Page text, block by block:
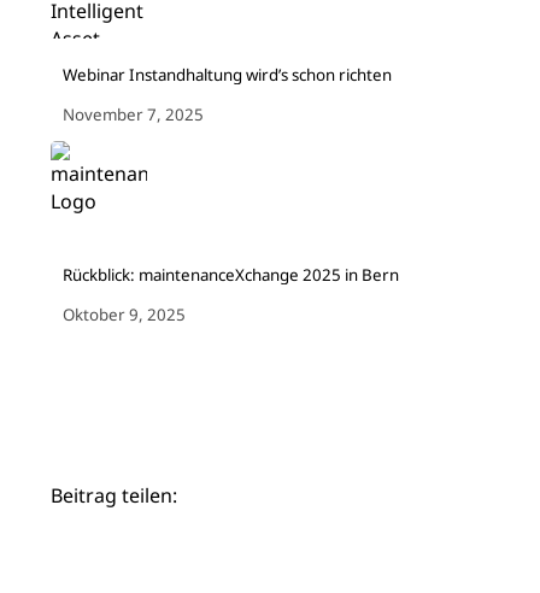
Webinar Instandhaltung wird’s schon richten
November 7, 2025
Rückblick: maintenanceXchange 2025 in Bern
Oktober 9, 2025
Beitrag teilen: